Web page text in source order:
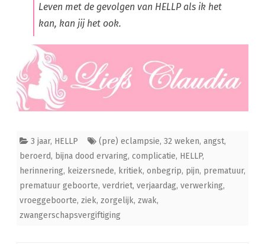
Leven met de gevolgen van HELLP als ik het
kan, kan jij het ook.
3 jaar, HELLP (pre) eclampsie, 32 weken, angst,
beroerd, bijna dood ervaring, complicatie, HELLP,
herinnering, keizersnede, kritiek, onbegrip, pijn, prematuur,
prematuur geboorte, verdriet, verjaardag, verwerking,
vroeggeboorte, ziek, zorgelijk, zwak,
zwangerschapsvergiftiging